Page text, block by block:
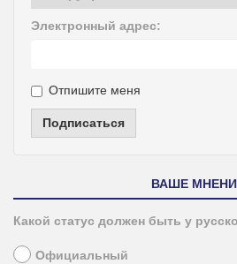
Электронный адрес:
Отпишите меня
Подписаться
ВАШЕ
Какой статус должен быть у
Официальный